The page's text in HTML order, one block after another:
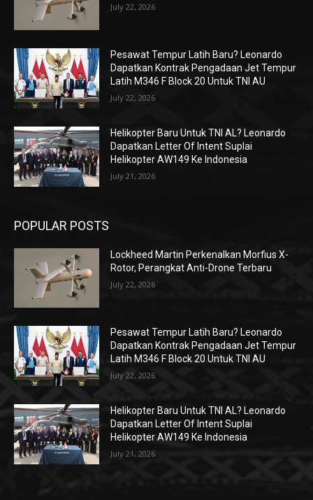
July 22, 2026
Pesawat Tempur Latih Baru? Leonardo
Dapatkan Kontrak Pengadaan Jet Tempur
Latih M346 F Block 20 Untuk TNI AU
July 22, 2026
Helikopter Baru Untuk TNI AL? Leonardo
Dapatkan Letter Of Intent Suplai
Helikopter AW149 Ke Indonesia
July 21, 2026
POPULAR POSTS
Lockheed Martin Perkenalkan Morfius X-
Rotor, Perangkat Anti-Drone Terbaru
July 22, 2026
Pesawat Tempur Latih Baru? Leonardo
Dapatkan Kontrak Pengadaan Jet Tempur
Latih M346 F Block 20 Untuk TNI AU
July 22, 2026
Helikopter Baru Untuk TNI AL? Leonardo
Dapatkan Letter Of Intent Suplai
Helikopter AW149 Ke Indonesia
July 21, 2026